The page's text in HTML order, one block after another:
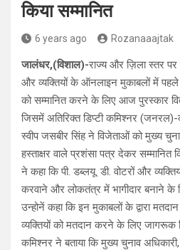
किया सम्मानित
6 years ago Rozanaaajtak
जालंधर,(विशाल)-राज्य और ज़िला स्तर पर
और व्यक्तियों के ऑनलाइन मुकाबलों में पहले
को सम्मानित करने के लिए आज पुरस्कार
जिसमें अतिरिक्त डिप्टी कमिश्नर
स्वीप जसबीर सिंह ने विजेताओं को मुख्य
हस्ताक्षर वाले प्रशंसा पत्र देकर सम्मानित
ने कहा कि पी. डब्लयू. डी. वोटरों और
करवाने और लोकतंत्र में भागीदार बनाने के
उन्होनें कहा कि इन मुकाबलों के द्वारा
व्यक्तियों को मतदान करने के लिए जागरूक
कमिश्नर ने बताया कि मुख्य चुनाव